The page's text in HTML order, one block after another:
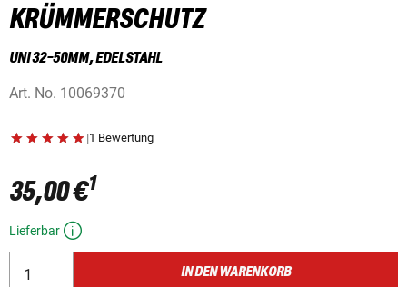
KRÜMMERSCHUTZ
UNI 32-50MM, EDELSTAHL
Art. No. 10069370
|1 Bewertung
35,00 €1
Lieferbar
IN DEN WARENKORB